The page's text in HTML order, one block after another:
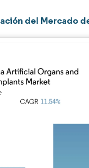
del Mercado